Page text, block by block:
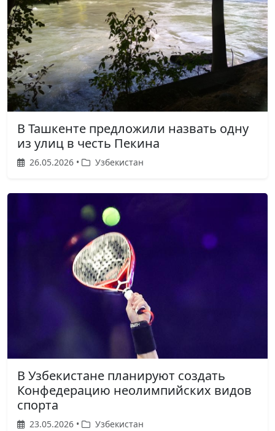
В Ташкенте предложили назвать одну
из улиц в честь Пекина
26.05.2026 • Узбекистан
В Узбекистане планируют создать
Конфедерацию неолимпийских видов
спорта
23.05.2026 • Узбекистан